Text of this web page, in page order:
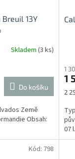
13Y
Skladem (3 ks)
Do košíku
Země
Obsah:
1
1
2
07
Kód: 798